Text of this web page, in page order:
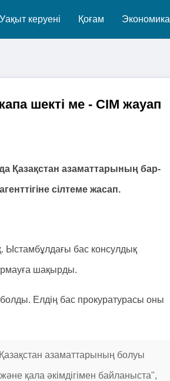
Уақыт керуені Қоғам Экономика
шекті ме - СІМ жауап
Қазақстан азаматтарының бар-
сілтеме жасап.
Ыстамбұлдағы бас консулдық
шақырды.
Елдің бас прокуратурасы оны
азаматтарының болуы
қала әкімдігімен байланыста",